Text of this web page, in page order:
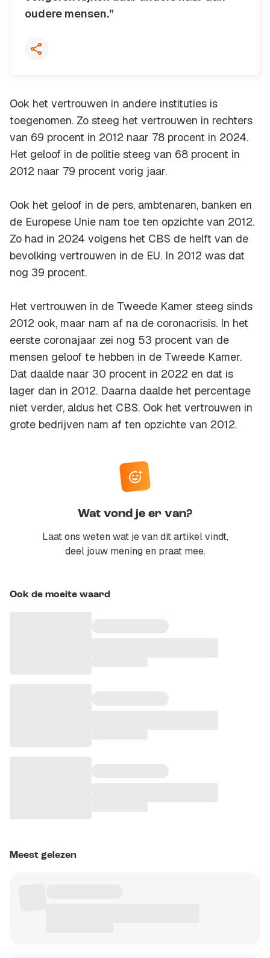
oudere mensen.”
Kopieer quote
Ook het vertrouwen in andere instituties is
toegenomen. Zo steeg het vertrouwen in rechters
van 69 procent in 2012 naar 78 procent in 2024.
Het geloof in de politie steeg van 68 procent in
2012 naar 79 procent vorig jaar.
Ook het geloof in de pers, ambtenaren, banken en
de Europese Unie nam toe ten opzichte van 2012.
Zo had in 2024 volgens het CBS de helft van de
bevolking vertrouwen in de EU. In 2012 was dat
nog 39 procent.
Het vertrouwen in de Tweede Kamer steeg sinds
2012 ook, maar nam af na de coronacrisis. In het
eerste coronajaar zei nog 53 procent van de
mensen geloof te hebben in de Tweede Kamer.
Dat daalde naar 30 procent in 2022 en dat is
lager dan in 2012. Daarna daalde het percentage
niet verder, aldus het CBS. Ook het vertrouwen in
grote bedrijven nam af ten opzichte van 2012.
Wat vond je er van?
Laat ons weten wat je van dit artikel vindt,
deel jouw mening en praat mee.
Ook de moeite waard
Meest gelezen